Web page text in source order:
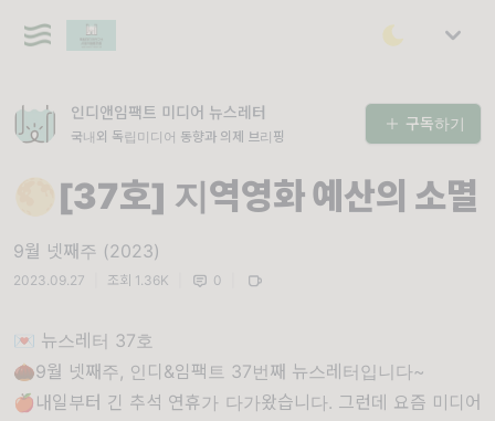
인디앤임팩트 미디어 뉴스레터
국내외 독립미디어 동향과 의제 브리핑
구독하기
🌕[37호] 지역영화 예산의 소멸
9월 넷째주 (2023)
2023.09.27 조회 1.36K 0
💌 뉴스레터 37호
🌰9월 넷째주, 인디&임팩트 37번째 뉴스레터입니다~
🍎내일부터 긴 추석 연휴가 다가왔습니다. 그런데 요즘 미디어